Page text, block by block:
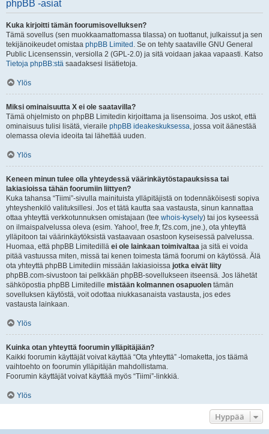
phpBB -asiat
Kuka kirjoitti tämän foorumisovelluksen?
Tämä sovellus (sen muokkaamattomassa tilassa) on tuottanut, julkaissut ja sen
tekijänoikeudet omistaa phpBB Limited . Se on tehty saataville GNU General
Public Licensenssin, versiolla 2 (GPL-2.0) ja sitä voidaan jakaa vapaasti. Katso
Tietoja phpBB:stä saadaksesi lisätietoja.
Ylös
Miksi ominaisuutta X ei ole saatavilla?
Tämä ohjelmisto on phpBB Limitedin kirjoittama ja lisensoima. Jos uskot, että
ominaisuus tulisi lisätä, vieraile phpBB ideakeskuksessa, jossa voit äänestää
olemassa olevia ideoita tai lähettää uuden.
Ylös
Keneen minun tulee olla yhteydessä väärinkäytöstapauksissa tai
lakiasioissa tähän foorumiin liittyen?
Kuka tahansa “Tiimi”-sivulla mainituista ylläpitäjistä on todennäköisesti sopiva
yhteyshenkilö valituksillesi. Jos et tätä kautta saa vastausta, sinun kannattaa
ottaa yhteyttä verkkotunnuksen omistajaan (tee whois-kysely) tai jos kyseessä
on ilmaispalvelussa oleva (esim. Yahoo!, free.fr, f2s.com, jne.), ota yhteyttä
ylläpitoon tai väärinkäytöksistä vastaavaan osastoon kyseisessä palvelussa.
Huomaa, että phpBB Limitedillä ei ole lainkaan toimivaltaa ja sitä ei voida
pitää vastuussa miten, missä tai kenen toimesta tämä foorumi on käytössä. Älä
ota yhteyttä phpBB Limitediin missään lakiasioissa jotka eivät liity
phpBB.com-sivustoon tai pelkkään phpBB-sovellukseen itseensä. Jos lähetät
sähköpostia phpBB Limitedille mistään kolmannen osapuolen tämän
sovelluksen käytöstä, voit odottaa niukkasanaista vastausta, jos edes
vastausta lainkaan.
Ylös
Kuinka otan yhteyttä foorumin ylläpitäjään?
Kaikki foorumin käyttäjät voivat käyttää “Ota yhteyttä” -lomaketta, jos täämä
vaihtoehto on foorumin ylläpitäjän mahdollistama.
Foorumin käyttäjät voivat käyttää myös “Tiimi”-linkkiä.
Ylös
Hyppää